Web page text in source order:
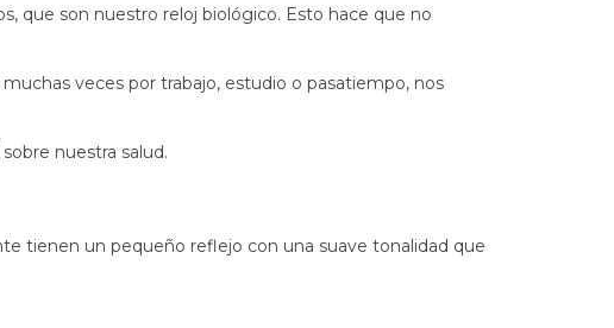
que son nuestro reloj biológico. Esto hace que no
veces por trabajo, estudio o pasatiempo, nos
nuestra salud.
tienen un pequeño reflejo con una suave tonalidad que